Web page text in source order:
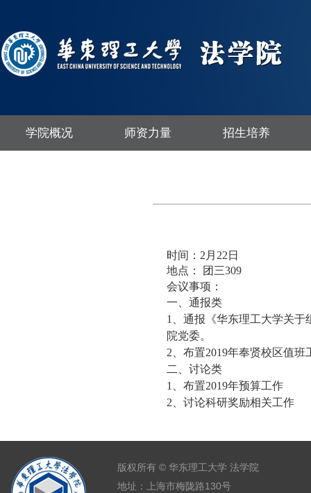
学院概况 师资力量 招生培养
时间： 2 月 22 日
地点： 团三309
会议事项：
一、通报类
1
、通报《华东理工大学关
院党委。
2 、布置2019年奉贤校区值班
二、讨论类
1
、布置2019年预算工作
2 、讨论科研奖励相关工作
版权所有 © 华东理工大学 法学院
地址：上海市梅陇路130号